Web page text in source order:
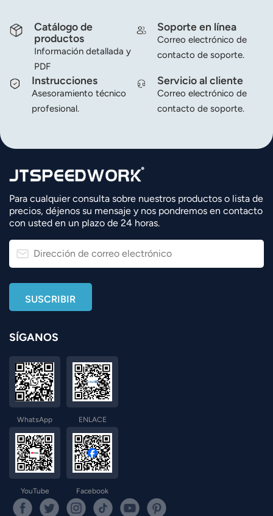
Catálogo de
productos
Información detallada y
PDF
Soporte en línea
Correo electrónico de
contacto de soporte.
Instrucciones
Asesoramiento técnico
profesional.
Servicio al cliente
Correo electrónico de
contacto de soporte.
Para cualquier consulta sobre nuestros productos o lista de
precios, déjenos su mensaje y nos pondremos en contacto
con usted en un plazo de 24 horas.
SÍGANOS
WhatsApp ENLACE
YouTube Facebook